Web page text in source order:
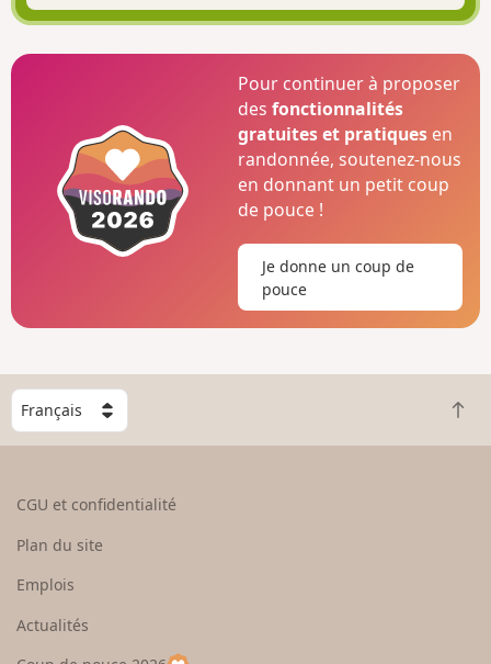
Pour continuer à proposer
desfonctionnalités
gratuites et pratiques en
randonnée, soutenez-nous
en donnant un petit coup
de pouce !
Je donne un coup de
pouce
C
h
o
e
u
R
e
CGU et confidentialité
Plan du site
Emplois
Actualités